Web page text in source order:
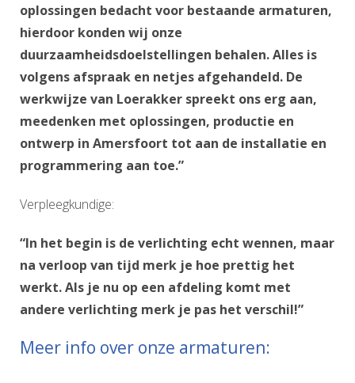
oplossingen bedacht voor bestaande armaturen,
hierdoor konden wij onze
duurzaamheidsdoelstellingen behalen. Alles is
volgens afspraak en netjes afgehandeld. De
werkwijze van Loerakker spreekt ons erg aan,
meedenken met oplossingen, productie en
ontwerp in Amersfoort tot aan de installatie en
programmering aan toe.”
Verpleegkundige:
“In het begin is de verlichting echt wennen, maar
na verloop van tijd merk je hoe prettig het
werkt. Als je nu op een afdeling komt met
andere verlichting merk je pas het verschil!”
Meer info over onze armaturen: